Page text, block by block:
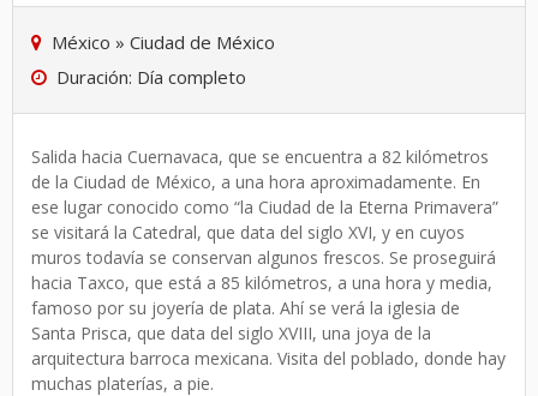
México » Ciudad de México
Duración: Día completo
Salida hacia Cuernavaca, que se encuentra a 82 kilómetros
de la Ciudad de México, a una hora aproximadamente. En
ese lugar conocido como “la Ciudad de la Eterna Primavera”
se visitará la Catedral, que data del siglo XVI, y en cuyos
muros todavía se conservan algunos frescos. Se proseguirá
hacia Taxco, que está a 85 kilómetros, a una hora y media,
famoso por su joyería de plata. Ahí se verá la iglesia de
Santa Prisca, que data del siglo XVIII, una joya de la
arquitectura barroca mexicana. Visita del poblado, donde hay
muchas platerías, a pie.